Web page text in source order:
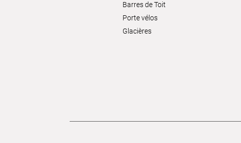
Barres de Toit
Porte vélos
Glacières